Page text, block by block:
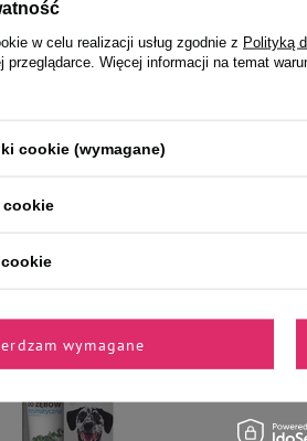
zakłaczeniom 50 g
w celu realizacji usług zgodnie z Polityką
przeglądarce. Więcej informacji na temat
cookie (wymagane)
wymagane